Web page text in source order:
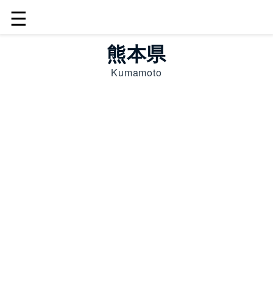
☰
熊本県
Kumamoto